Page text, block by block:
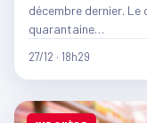
décembre dernier. Le
quarantaine…
27/12 · 18h29